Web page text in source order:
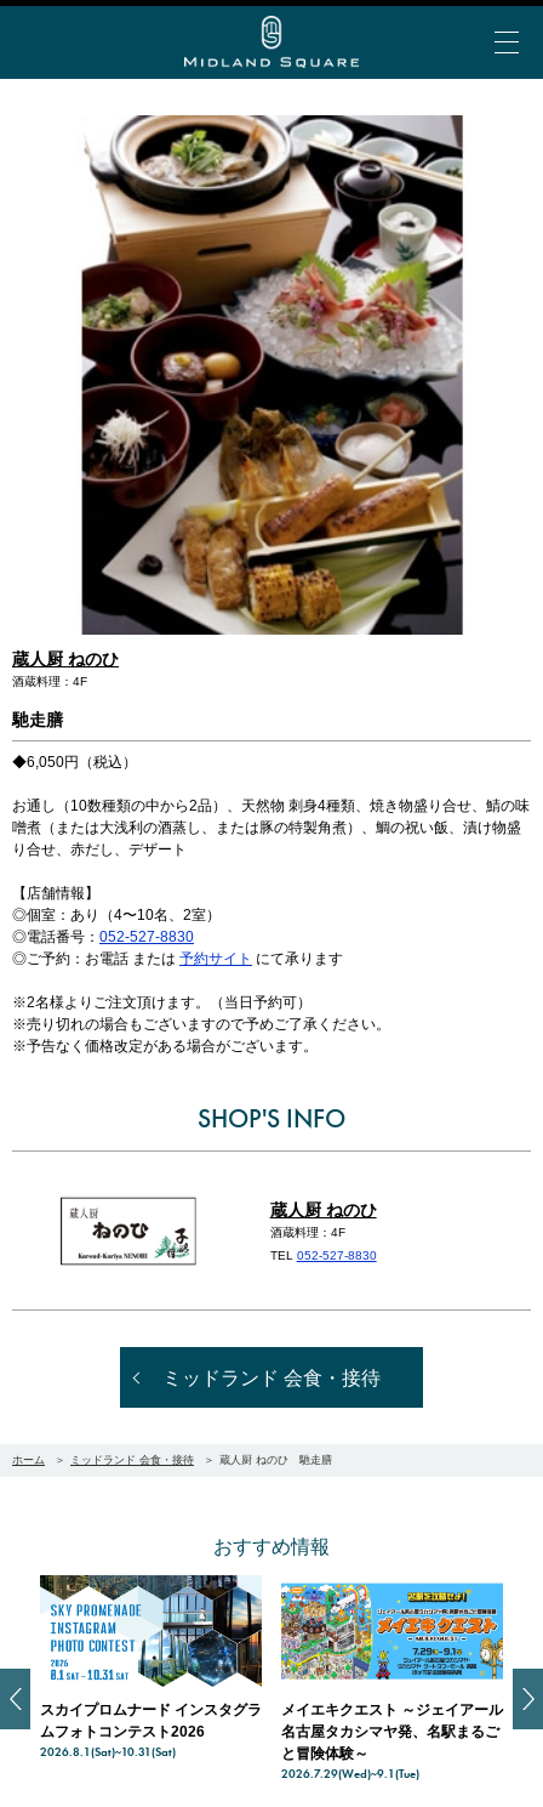
イベント＆トピックス
お知らせ
ビアガーデン
My Story vol.69 デジタ
ルブック
アトリウムコンサート
ミッドランド 夏グルメ
ミッドランド ランチ
ミッドランド 会食・接待
こだわりの手土産
半券de得シネマ＆ゴールド/プラチナ会員限定サービ
ス
大人のブライダル
Web MyStory
ミッドランド スクエア プレミアムマガジンにWeb版
が登場しました！
広報ブログ
イベント情報、ショップ最新情報を中心に様々な角度
からミッドランドを綴ってまいります。
ショップ＆レストランを探す
フロアで探す
カテゴリで探す
50音で探す
ショップ＆レストラン最新情報
ショップ&レストラン
ミッドランド スクエア シネマ
トヨタ自動車ショールーム
スカイプロムナード
スカイホールそら
ミッドランドホール・会議室
ビル・コンセプト
銀行・証券・ATM 旅行代理店
公共交通機関でお越しの方
車でお越しの方
空港からお越しの方
自転車でお越しの方
駐車場・駐輪場
パブリックサービス
駐車場・駐輪場
エレベーター・エスカレーター
トップ
ランク別サービス内容
ご登録手順
お問い合わせ
総合インフォメーション
店舗スタッフ募集
その他お問い合わせ一覧
よくあるご質問
日本語
蔵人厨 ねのひ
酒蔵料理：4F
馳走膳
◆6,050円（税込）
お通し（10数種類の中から2品）、天然物 刺身4種類、焼き物盛り合せ、鯖の味
噌煮（または大浅利の酒蒸し、または豚の特製角煮）、鯛の祝い飯、漬け物盛
り合せ、赤だし、デザート
【店舗情報】
◎個室：あり（4〜10名、2室）
◎電話番号： 052-527-8830
◎ご予約：お電話 または 予約サイト にて承ります
※2名様よりご注文頂けます。（当日予約可）
※売り切れの場合もございますので予めご了承ください。
※予告なく価格改定がある場合がございます。
SHOP'S INFO
蔵人厨 ねのひ
酒蔵料理：4F
TEL 052-527-8830
ミッドランド 会食・接待
ホーム ミッドランド 会食・接待 蔵人厨 ねのひ 馳走膳
おすすめ情報
スカイプロムナード インスタグラ
ムフォトコンテスト2026
2026.8.1(Sat)~10.31(Sat)
メイエキクエスト ～ジェイアール
名古屋タカシマヤ発、名駅まるご
と冒険体験～
2026.7.29(Wed)~9.1(Tue)
ス
入